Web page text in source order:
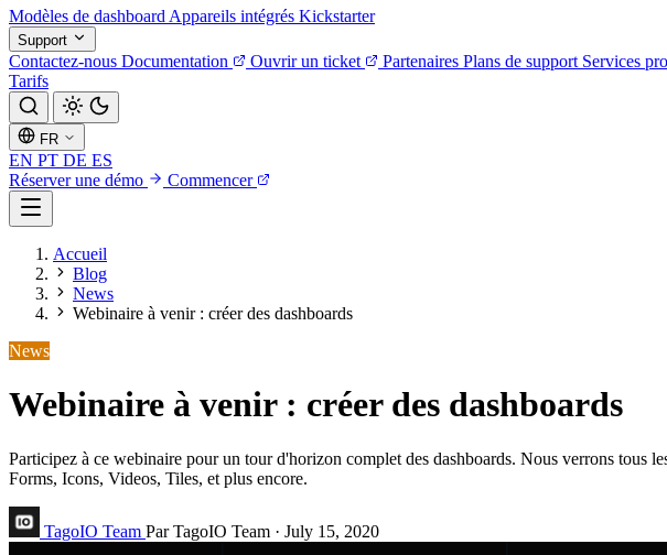
Modèles de dashboard Appareils intégrés Kickstarter
Support
Contactez-nous Documentation Ouvrir un ticket Partenaires Plans de support Services
Tarifs
FR
EN PT DE ES
Réserver une démo
Commencer
Accueil
Blog
News
Webinaire à venir : créer des dashboards
News
Webinaire à venir : créer des dashboards
Participez à ce webinaire pour un tour d'horizon complet des dashboards. Nous verrons tous
Forms, Icons, Videos, Tiles, et plus encore.
TagoIO Team Par TagoIO Team · July 15, 2020